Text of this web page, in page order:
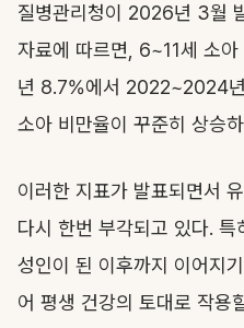
질병관리청이 2026년 3월
자료에 따르면, 6~11세 소
년 8.7%에서 2022~2024
소아 비만율이 꾸준히 상승
이러한 지표가 발표되면서
다시 한번 부각되고 있다.
성인이 된 이후까지 이어지
어 평생 건강의 토대로 작용